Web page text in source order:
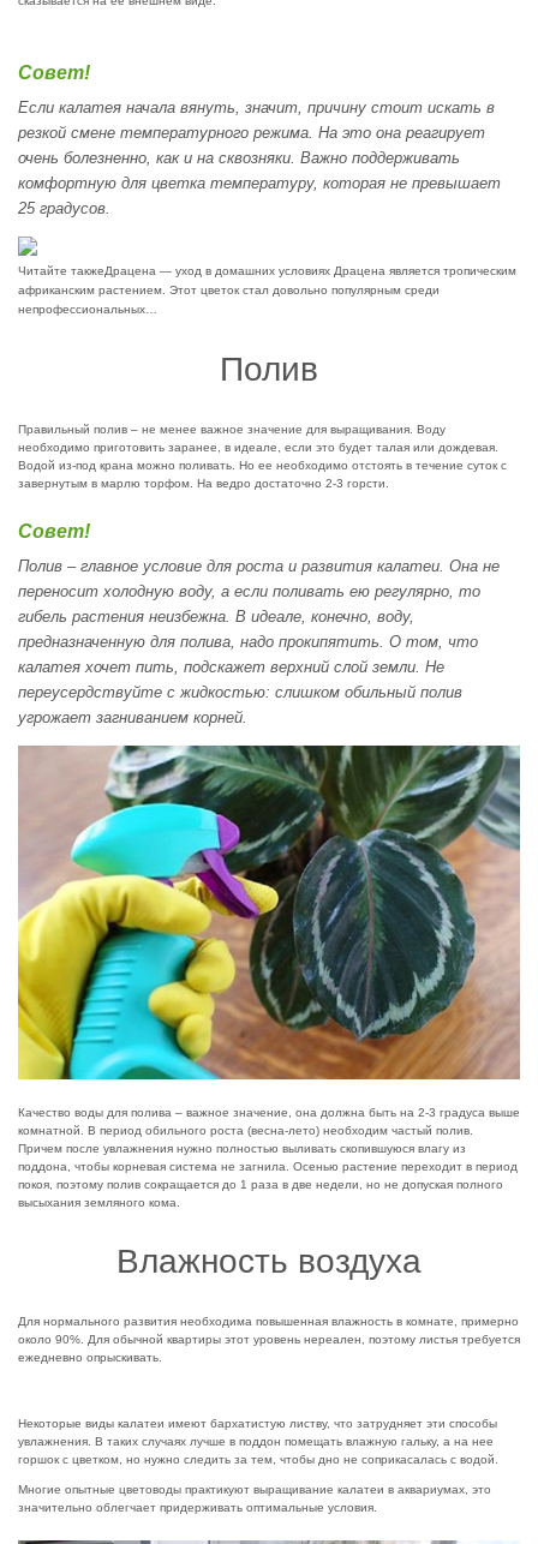
Совет!
Если калатея начала вянуть, значит, причину стоит искать в
резкой смене температурного режима. На это она реагирует
очень болезненно, как и на сквозняки. Важно поддерживать
комфортную для цветка температуру, которая не превышает
25 градусов.
Читайте такжеДрацена — уход в домашних условиях Драцена является тропическим
африканским растением. Этот цветок стал довольно популярным среди
непрофессиональных…
Полив
Правильный полив – не менее важное значение для выращивания. Воду
необходимо приготовить заранее, в идеале, если это будет талая или дождевая.
Водой из-под крана можно поливать. Но ее необходимо отстоять в течение суток с
завернутым в марлю торфом. На ведро достаточно 2-3 горсти.
Совет!
Полив – главное условие для роста и развития калатеи. Она не
переносит холодную воду, а если поливать ею регулярно, то
гибель растения неизбежна. В идеале, конечно, воду,
предназначенную для полива, надо прокипятить. О том, что
калатея хочет пить, подскажет верхний слой земли. Не
переусердствуйте с жидкостью: слишком обильный полив
угрожает загниванием корней.
Качество воды для полива – важное значение, она должна быть на 2-3 градуса выше
комнатной. В период обильного роста (весна-лето) необходим частый полив.
Причем после увлажнения нужно полностью выливать скопившуюся влагу из
поддона, чтобы корневая система не загнила. Осенью растение переходит в период
покоя, поэтому полив сокращается до 1 раза в две недели, но не допуская полного
высыхания земляного кома.
Влажность воздуха
Для нормального развития необходима повышенная влажность в комнате, примерно
около 90%. Для обычной квартиры этот уровень нереален, поэтому листья требуется
ежедневно опрыскивать.
Некоторые виды калатеи имеют бархатистую листву, что затрудняет эти способы
увлажнения. В таких случаях лучше в поддон помещать влажную гальку, а на нее
горшок с цветком, но нужно следить за тем, чтобы дно не соприкасалась с водой.
Многие опытные цветоводы практикуют выращивание калатеи в аквариумах, это
значительно облегчает придерживать оптимальные условия.